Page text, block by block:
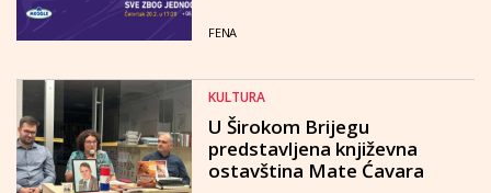
FENA
KULTURA
U Širokom Brijegu
predstavljena književna
ostavština Mate Ćavara